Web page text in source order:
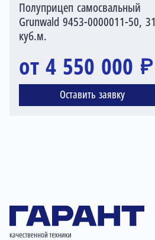
Полуприцеп самосвальный
Grunwald 9453-0000011-50, 31
куб.м.
от 4 550 000 ₽
Оставить заявку